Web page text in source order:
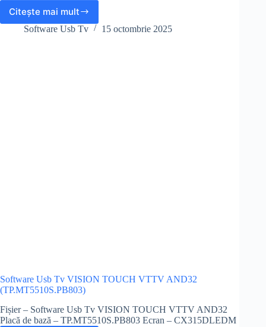
Citește mai mult
Software
Usb
Software Usb Tv 15 octombrie 2025
Software Usb Tv VISION TOUCH VTTV AND32
(TP.MT5510S.PB803)
Fișier – Software Usb Tv VISION TOUCH VTTV AND32
Placă de bază – TP.MT5510S.PB803 Ecran – CX315DLEDM